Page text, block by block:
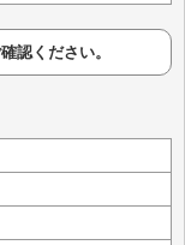
認ください。